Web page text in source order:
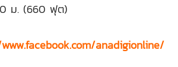
ม. (660 ฟุต)
anadigionline/